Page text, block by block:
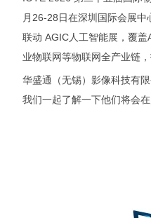
月26-28日在深圳国际会展
联动 AGIC人工智能展，覆
业物联网等物联网全产业链
华盛通（无锡）影像科技有
我们一起了解一下他们将会